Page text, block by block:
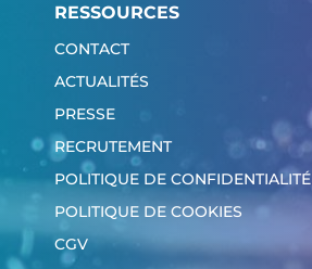
RESSOURCES
CONTACT
ACTUALITÉS
PRESSE
RECRUTEMENT
POLITIQUE DE CONFIDENTIALITÉ
POLITIQUE DE COOKIES
CGV